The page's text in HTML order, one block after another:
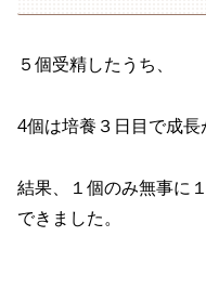
５個受精したうち、
4個は培養３日目で成長
結果、１個のみ無事に
できました。